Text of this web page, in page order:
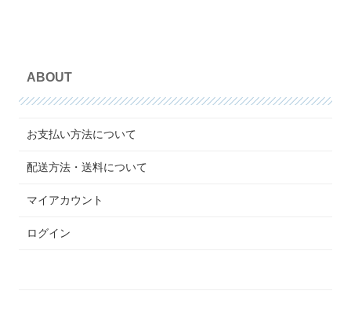
ABOUT
お支払い方法について
配送方法・送料について
マイアカウント
ログイン